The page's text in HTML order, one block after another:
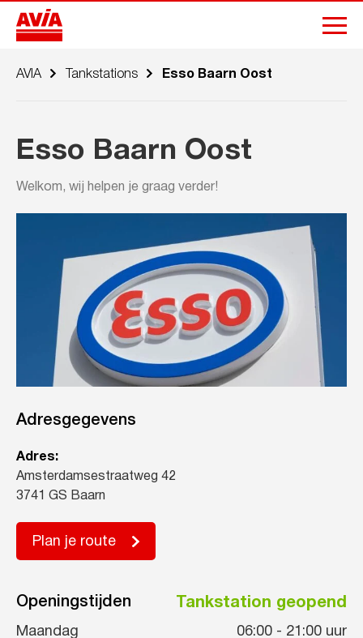
AVIA Tankstations Esso Baarn Oost
Esso Baarn Oost
Welkom, wij helpen je graag verder!
Adresgegevens
Adres:
Amsterdamsestraatweg 42
3741 GS Baarn
Plan je route
Openingstijden Tankstation geopend
Maandag 06:00 - 21:00 uur